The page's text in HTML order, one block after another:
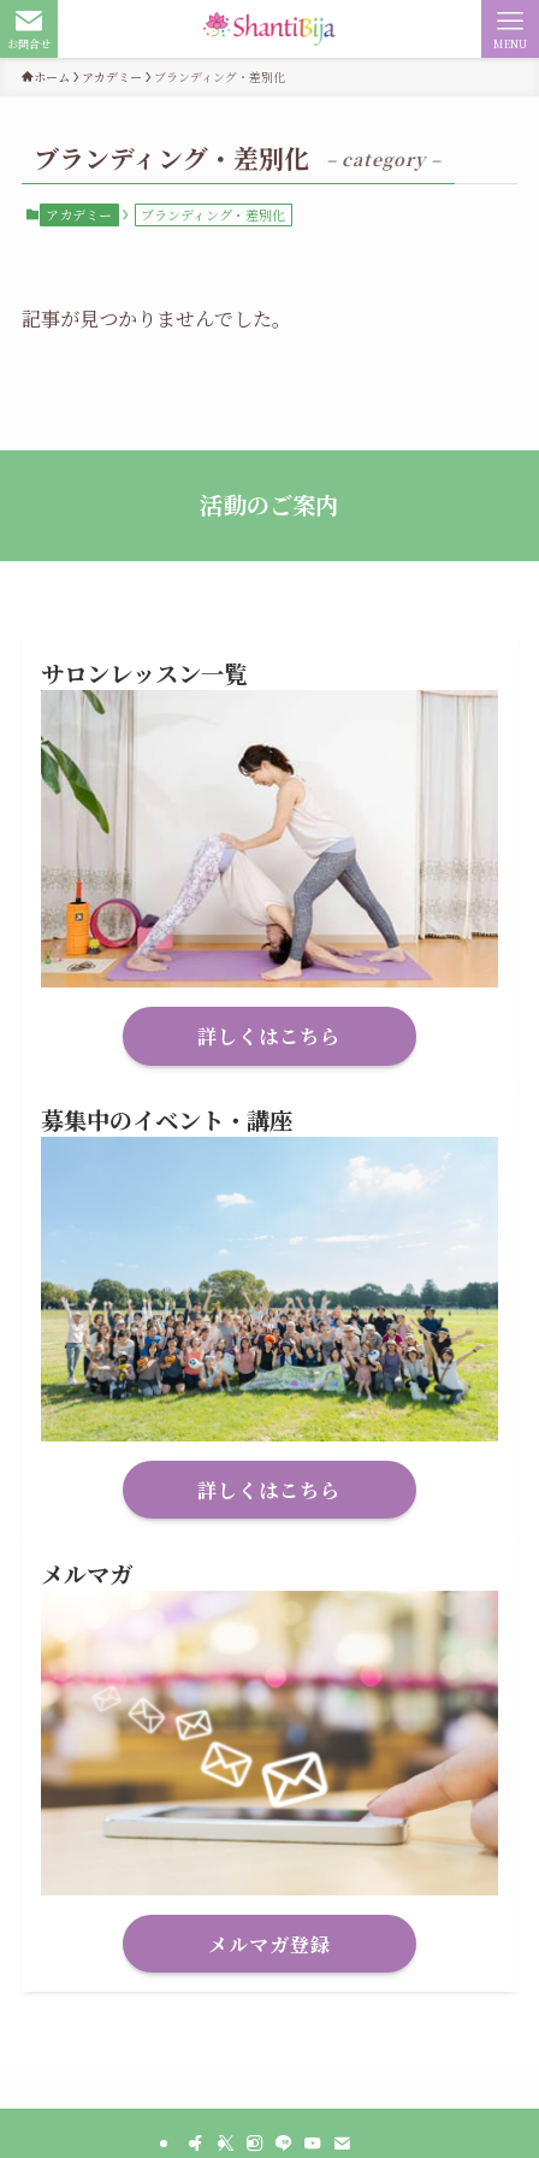
お問合せ MENU
ホーム アカデミー ブランディング・差別化
ブランディング・差別化 – category –
アカデミー ブランディング・差別化
記事が見つかりませんでした。
活動のご案内
サロンレッスン一覧
詳しくはこちら
募集中のイベント・講座
詳しくはこちら
メルマガ
メルマガ登録